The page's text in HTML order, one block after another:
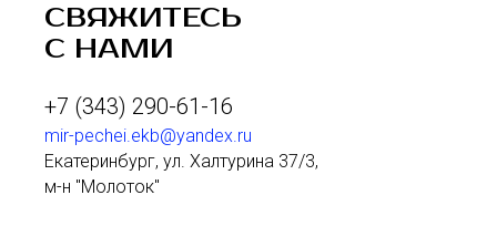
СВЯЖИТЕСЬ
С НАМИ
+7 (343) 290-61-16
mir-pechei.ekb@yandex.ru
Екатеринбург, ул. Халтурина 37/3,
м-н "Молоток"